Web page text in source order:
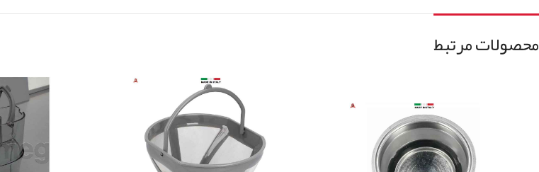
محصولات مرتبط